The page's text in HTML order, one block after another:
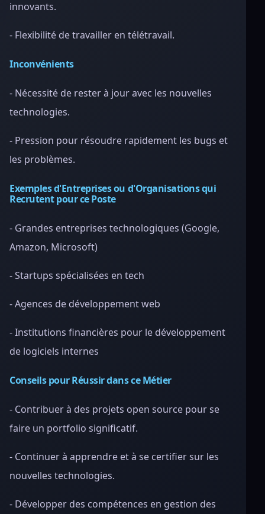
innovants.
- Flexibilité de travailler en télétravail.
Inconvénients
- Nécessité de rester à jour avec les nouvelles
technologies.
- Pression pour résoudre rapidement les bugs et
les problèmes.
Exemples d'Entreprises ou d'Organisations qui
Recrutent pour ce Poste
- Grandes entreprises technologiques (Google,
Amazon, Microsoft)
- Startups spécialisées en tech
- Agences de développement web
- Institutions financières pour le développement
de logiciels internes
Conseils pour Réussir dans ce Métier
- Contribuer à des projets open source pour se
faire un portfolio significatif.
- Continuer à apprendre et à se certifier sur les
nouvelles technologies.
- Développer des compétences en gestion des